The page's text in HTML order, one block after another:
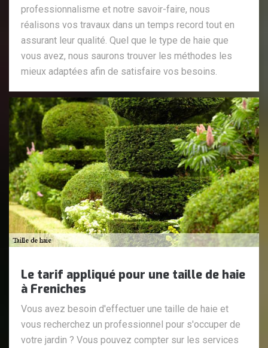
professionnalisme et notre savoir-faire, nous
réalisons vos travaux dans un temps record tout en
assurant leur qualité. Quel que le type de haie que
vous avez, nous saurons trouver les méthodes les
mieux adaptées afin de satisfaire vos besoins.
Le tarif appliqué pour une taille de haie
à Freniches
Vous avez besoin d'effectuer une taille de haie et
vous recherchez un professionnel pour s'occuper de
votre jardin ? Vous pouvez compter sur les services